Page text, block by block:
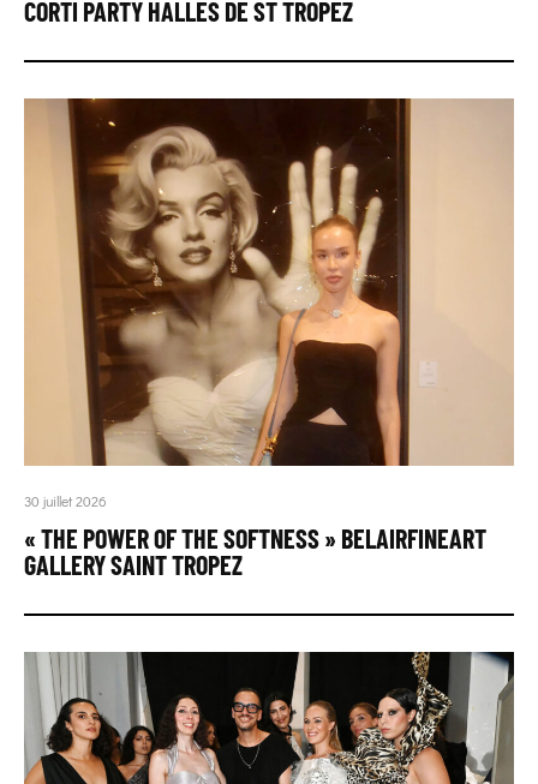
CORTI PARTY HALLES DE ST TROPEZ
30 juillet 2026
« THE POWER OF THE SOFTNESS » BELAIRFINEART
GALLERY SAINT TROPEZ